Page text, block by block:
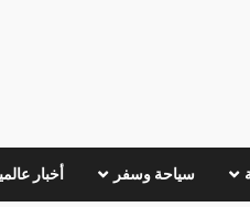
سياحة وسفر أخبار